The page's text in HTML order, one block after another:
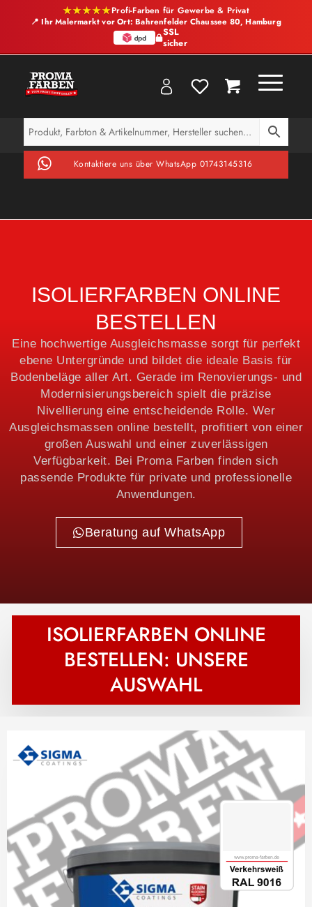
★★★★★Profi-Farben für Gewerbe & Privat
📍 Ihr Malermarkt vor Ort: Bahrenfelder Chaussee 80, Hamburg
SSL
sicher
Kontaktiere uns über WhatsApp 01743145316
ISOLIERFARBEN ONLINE
BESTELLEN
Eine hochwertige Ausgleichsmasse sorgt für perfekt
ebene Untergründe und bildet die ideale Basis für
Bodenbeläge aller Art. Gerade im Renovierungs- und
Modernisierungsbereich spielt die präzise
Nivellierung eine entscheidende Rolle. Wer
Ausgleichsmassen online bestellt, profitiert von einer
großen Auswahl und einer zuverlässigen
Verfügbarkeit. Bei Proma Farben finden sich
passende Produkte für private und professionelle
Anwendungen.
Beratung auf WhatsApp
ISOLIERFARBEN ONLINE
BESTELLEN: UNSERE
AUSWAHL